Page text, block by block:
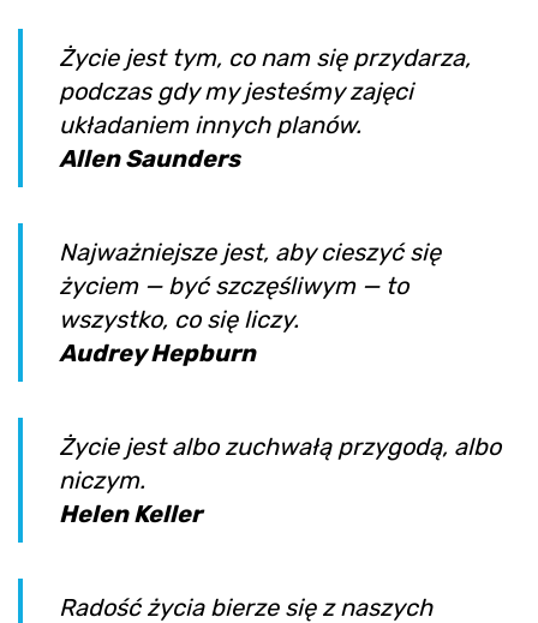
Życie jest tym, co nam się przydarza,
podczas gdy my jesteśmy zajęci
układaniem innych planów.
Allen Saunders
Najważniejsze jest, aby cieszyć się
życiem — być szczęśliwym — to
wszystko, co się liczy.
Audrey Hepburn
Życie jest albo zuchwałą przygodą, albo
niczym.
Helen Keller
Radość życia bierze się z naszych